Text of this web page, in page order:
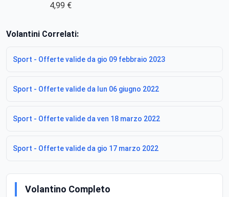
4,99 €
Volantini Correlati:
Sport - Offerte valide da gio 09 febbraio 2023
Sport - Offerte valide da lun 06 giugno 2022
Sport - Offerte valide da ven 18 marzo 2022
Sport - Offerte valide da gio 17 marzo 2022
Volantino Completo